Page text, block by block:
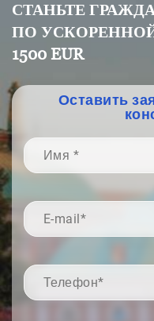
СТАНЬТЕ
ПО
1500 EUR
Оставить